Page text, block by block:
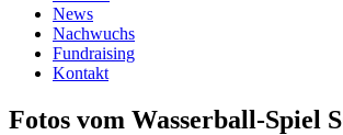
News
Nachwuchs
Fundraising
Kontakt
Fotos vom Wasserball-Spiel